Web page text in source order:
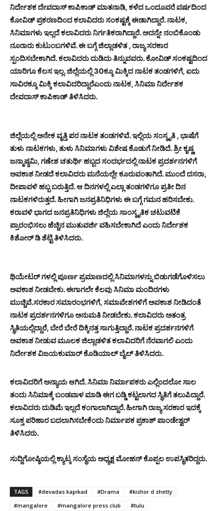
ನಿರ್ದೇಶಕ ದೇವದಾಸ್ ಕಾಪಿಕಾಡ್ ಮಾತನಾಡಿ, ಕಳೆದ ಒಂದೂವರೆ ವರ್ಷದಿಂದ
ಕೋವಿಡ್ ಪ್ರಕರಣದಿಂದ ಕಲಾವಿದರು ಸಂಕಷ್ಟಕ್ಕೆ ಈಡಾಗಿದ್ದಾರೆ. ನಾಟಕ,
ಸಿನಿಮಾಗಳು ಇಲ್ಲದೆ ಕಲಾವಿದರು ನಿರ್ಗತಿಕರಾಗಿದ್ದಾರೆ. ಅದನ್ನೇ ನಂಬಿಕೊಂಡು
ನೂರಾರು ಕುಟುಂಬಗಳಿವೆ. ಈ ಬಗ್ಗೆ ಜಿಲ್ಲಾಡಳಿತ , ರಾಜ್ಯ ಸರಕಾರ
ಸ್ಪಂದಿಸಬೇಕಾಗಿದೆ. ಕಲಾವಿದರು ದುಡಿದು ತಿನ್ನುವವರು. ಕೋವಿಡ್ ಸಂಕಷ್ಟದಿಂದ
ಯಾರಿಗೂ ಕೆಲಸ ಇಲ್ಲ. ಜಿಲ್ಲೆಯಲ್ಲಿ 30ಕ್ಕೂ ಮಿಕ್ಕಿದ ನಾಟಕ ತಂಡಗಳಿಗೆ, ಐದು
ಸಾವಿರಕ್ಕೂ ಮಿಕ್ಕಿ ಕಲಾವಿದರಿದ್ದಾರೆಎಂದು ನಾಟಕ, ಸಿನಿಮಾ ನಿರ್ದೇಶಕ
ದೇವದಾಸ್ ಕಾಪಿಕಾಡ್ ತಿಳಿಸಿದರು.
ಜಿಲ್ಲೆಯಲ್ಲಿ ಅನೇಕ ವೃತ್ತಿ ಪರ ನಾಟಕ ತಂಡಗಳಿವೆ. ಇಲ್ಲಿಯ ಸಂಸ್ಕೃತಿ , ಭಾಷೆಗೆ
ತುಳು ನಾಟಕಗಳು, ತುಳು ಸಿನಿಮಾಗಳು ವಿಶೇಷ ಕೊಡುಗೆ ನೀಡಿದೆ. ಶ್ರೀ ಕೃಷ್ಣ
ಜನ್ಮಾಷ್ಠಮಿ, ಗಣೇಶ ಚತುರ್ಥಿ ಹಬ್ಬದ ಸಂದರ್ಭದಲ್ಲಿ ನಾಟಕ ಪ್ರದರ್ಶನಗಳಿಗೆ
ಅವಕಾಶ ನೀಡದೆ ಕಲಾವಿದರು ಮನೆಯಲ್ಲೇ ಕೂರುವಂತಾಗಿದೆ. ಮುಂದೆ ದಸರಾ,
ದೀಪಾವಳಿ ಹಬ್ಬ ಬರುತ್ತಿದೆ. ಆ ದಿನಗಳಲ್ಲಿ ಎಲ್ಲಾ ತಂಡಗಳಿಗೂ ಪ್ರತೀ ದಿನ
ನಾಟಕಗಳಿರುತ್ತದೆ. ಹೀಗಾಗಿ ಜನಪ್ರತಿನಿಧಿಗಳು ಈ ಬಗ್ಗೆ ಗಮನ ಹರಿಸಬೇಕು.
ಕರಾವಳಿ ಭಾಗದ ಜನಪ್ರತಿನಿಧಿಗಳು ಜಿಲ್ಲೆಯ ಸಾಂಸ್ಕೃತಿಕ ಚಟುವಟಿಕೆ
ಪ್ರಾರಂಭಿಸಲು ಹೆಚ್ಚಿನ ಮುತುವರ್ಜಿ ವಹಿಸಬೇಕಾಗಿದೆ ಎಂದು ನಿರ್ದೇಶಕ
ಕಿಶೋರ್ ಡಿ ಶೆಟ್ಟಿ ತಿಳಿಸಿದರು.
ಥಿಯೇಟರ್ ಗಳಲ್ಲಿ ಪೂರ್ಣ ಪ್ರಮಾಣದಲ್ಲಿ ಸಿನಿಮಾಗಳನ್ನು ಬಿಡುಗಡೆಗೊಳಿಸಲು
ಅವಕಾಶ ನೀಡಬೇಕು. ಈಗಾಗಲೇ ಕೆಲವು ಸಿನಿಮಾ ಮಂದಿರಗಳು
ಮುಚ್ಚಿವೆ.ಸರಕಾರ ಸಮಾರಂಭಗಳಿಗೆ, ಸಮಾವೇಶಗಳಿಗೆ ಅವಕಾಶ ನೀಡಿದಂತೆ
ನಾಟಕ ಪ್ರದರ್ಶನಗಳಿಗೂ ಅನುಮತಿ ನೀಡಬೇಕು. ಕಲಾವಿದರು ಅತಂತ್ರ
ಸ್ಥಿತಿಯಲ್ಲಿದ್ದಾರೆ, ಬೇರೆ ಬೇರೆ ದಿಕ್ಕಿನತ್ತ ಸಾಗುತ್ತಿದ್ದಾರೆ. ನಾಟಕ ಪ್ರದರ್ಶನಗಳಿಗೆ
ಅವಕಾಶ ನೀಡುವ ಮೂಲಕ ಜಿಲ್ಲಾಡಳಿತ ಕಲಾವಿದರಿಗೆ ನೆರವಾಗಲಿ ಎಂದು
ನಿರ್ದೇಶಕ ವಿಜಯಕುಮಾರ್ ಕೊಡಿಯಾಲ್ ಬೈಲ್ ತಿಳಿಸಿದರು.
ಕಲಾವಿದರಿಗೆ ಅನ್ಯಾಯ ಆಗಿದೆ. ಸಿನಿಮಾ ನಿರ್ಮಾಪಕರು ಎಲ್ಲಿಂದಲೋ ಸಾಲ
ತಂದು ಸಿನಿಮಾಕ್ಕೆ ಬಂಡವಾಳ ಮಾಡಿ ಈಗ ಬಡ್ಡಿ ಕಟ್ಟಲಾಗದ ಸ್ಥಿತಿಗೆ ತಲುಪಿದ್ದಾರೆ.
ಕಲಾವಿದರು ದುಡಿಮೆ ಇಲ್ಲದೆ ಕಂಗಾಲಾಗಿದ್ದಾರೆ. ಹೀಗಾಗಿ ರಾಜ್ಯ ಸರಕಾರ ಇದಕ್ಕೆ
ಸೂಕ್ತ ಪರಿಹಾರ ಬದಲಾಗಿಸಬೇಕೆಂದು ನಿರ್ಮಾಪಕ ಪ್ರಕಾಶ್ ಪಾಂಡೇಶ್ವರ್
ತಿಳಿಸಿದರು.
ಸುದ್ದಿಗೋಷ್ಠಿಯಲ್ಲಿ ಕ್ಯಾಟ್ಕ ಸಂಸ್ಥೆಯ ಅಧ್ಯಕ್ಷ ಮೋಹನ್ ಕೊಪ್ಪಲ ಉಪಸ್ಥಿತರಿದ್ದರು.
TAGS #devadas kapikad #Drama
#kishor d shetty
#mangalore
#mangalore press club
#tulu